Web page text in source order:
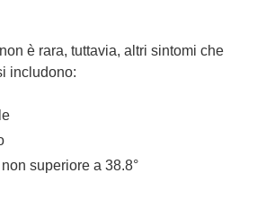
è rara, tuttavia, altri sintomi che
includono:
superiore a 38.8°